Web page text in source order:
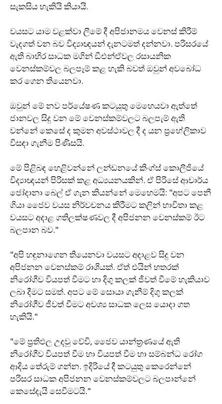
සැකසිය හැකියි කියායි.
වයසට යාම වළක්වා ලීමේ දී අපිජානමය වෙනස් කිරීම්
වැදගත් වන බව විද්‍යාඥයන් දැනටමත් දන්නවා. පරිසරයේ
ඇති බාහිර සාධක මගින් ඞීඑන්ඒවල රසායනික
වෙනස්කම්වල බලපෑම් කළ හැකි බවත් ඔවුන් අවබෝධ
කර ගෙන තියෙනවා.
ඔවුන් මේ නව පර්යේෂණ කටයුතු මෙහෙයවා ඇත්තේ
ජානවල සිදු වන මේ වෙනස්කම්වලට බලපැම් ඇති
වන්නේ කෙසේ ද කුමන අවස්ථාවල දී ද යන ප‍්‍රහේලිකාව
විසඳා ගැනීම පිණිසයි.
මේ පිළිබඳ හෙළිවන්නේ ලන්ඩනයේ කිංග්ස් කොලීජියේ
විද්‍යාඥයන් පිරිසක් කළ අධ්‍යයනයකින්. ඒ පිරිසේ ආචාර්ය
ජෝදානා බෙල් ඒ ගැන කියන්නේ මෙහෙමයි: "අපට පෙනී
ගියා ජෛව වයස නිර්වචනය කිරීමට කලින් භාවිතා කළ
වයසට අදාළ ගතිලක්ෂණවල දී අපිජනන වෙනස්කම් ඊට
බලපාන බව."
"අපි හඳුනාගෙන තියෙනවා වයසට අදාළව සිදු වන
අපිජනන වෙනස්කම් රාශියක්. ඒත් එයින් හතරක්
නිරෝගීව වියපත් වීමට හා දිගු කලක් ජීවත් වීමේ හැකියාව
ලබා දීමට සමත්. අපට මේ සොයා ගැනීම් දිගු කලක්
නිරෝගීව ජීවත් වීමට අවශ්‍ය සාධක ලෙස යොදා ගත
හැකියි."
"මේ ප‍්‍රතිඵල උදවු වේවි, ජෛව යාන්ත‍්‍රණයේ ඇති
නිරෝගීව වියපත් වීම හා වියපත් වීම හා සම්බන්ධ රෝග
ආදිය තේරුම් ගන්න. ඉදිරියේ දී කටයුතු කෙරෙන්නේ
පරිසර සාධක අපිජනන වෙනස්කම්වලට බලපාන්නේ
කෙසේදැයි සෙවීමටයි."